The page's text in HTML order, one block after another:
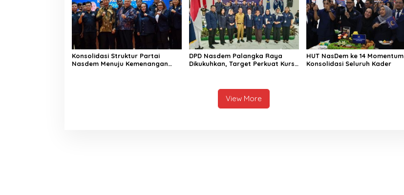
Konsolidasi Struktur Partai
Nasdem Menuju Kemenangan
DPD Nasdem Palangka Raya
Dikukuhkan, Target Perkuat Kursi
HUT NasDem ke 14 Momentum
Konsolidasi Seluruh Kader
View More